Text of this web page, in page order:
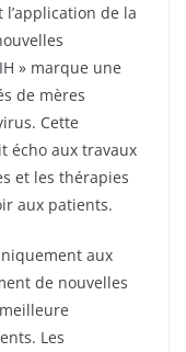
de la
» marque une
de mères
Cette
écho aux travaux
et les thérapies
aux patients.
aux
de nouvelles
Les